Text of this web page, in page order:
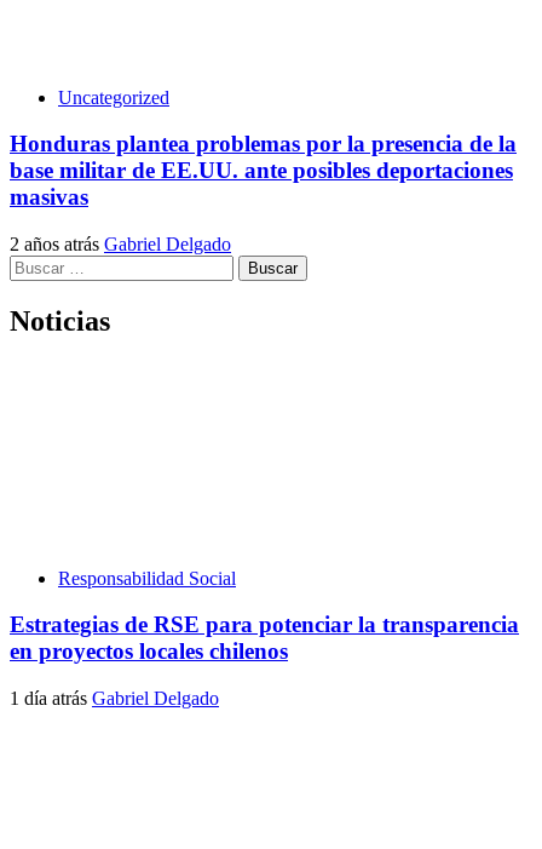
Uncategorized
Honduras plantea problemas por la presencia de la
base militar de EE.UU. ante posibles deportaciones
masivas
2 años atrás Gabriel Delgado
Buscar:
Noticias
Responsabilidad Social
Estrategias de RSE para potenciar la transparencia
en proyectos locales chilenos
1 día atrás Gabriel Delgado